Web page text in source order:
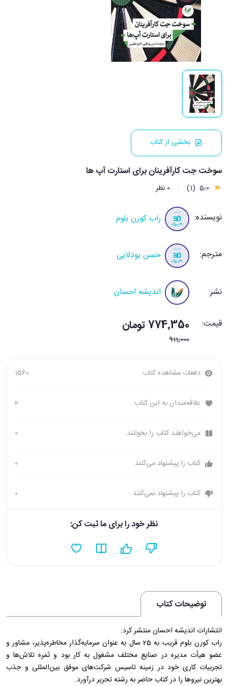
بخشی از کتاب
سوخت جت کارآفرینان برای استارت آپ ها
5٫0 (1) 0 نظر
نویسنده: راب کورن بلوم
مترجم: حسن بودلایی
نشر: اندیشه احسان
قیمت: 774٬350 تومان
911٬000
دفعات مشاهده کتاب 1560
علاقه‌مندان به این کتاب 2
می‌خواهند کتاب را بخوانند. 0
کتاب را پیشنهاد می‌کنند 0
کتاب را پیشنهاد نمی‌کنند 0
نظر خود را برای ما ثبت کن:
توضیحات کتاب
انتشارات اندیشه احسان منتشر کرد:
راب کورن بلوم قریب به 25 سال به عنوان سرمایه‌گذار مخاطره‌پذیر، مشاور و
عضو هیأت مدیره در صنایع مختلف مشغول به کار بود و ثمره تلاش‌ها و
تجربیات کاری خود در زمینه تاسیس شرکت‌های موفق بین‌المللی و جذب
بهترین نیروها را در کتاب حاضر به رشته تحریر درآورد.